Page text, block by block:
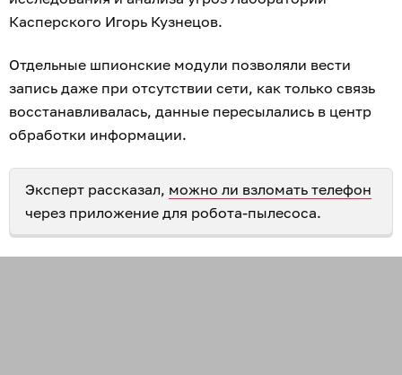
Касперского Игорь Кузнецов.
Отдельные шпионские модули позволяли вести
запись даже при отсутствии сети, как только связь
восстанавливалась, данные пересылались в центр
обработки информации.
Эксперт рассказал, можно ли взломать телефон
через приложение для робота-пылесоса.